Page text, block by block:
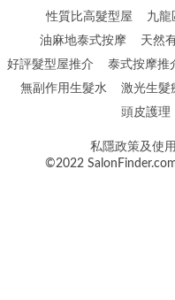
性質比高髮型屋
九龍
油麻地泰式按摩
天然
好評髮型屋推介
泰式按摩推
無副作用生髮水
激光生髮
頭皮護理
私隱政策及使
©2022